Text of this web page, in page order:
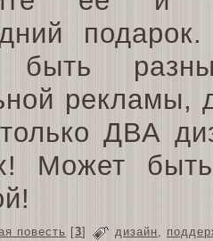
быть
рекламы,
ДВА
Может
повесть [3] дизайн,